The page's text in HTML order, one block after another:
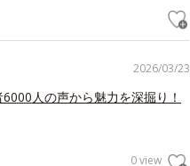
2026/03/23
人の声から魅力を深掘り！
0 view